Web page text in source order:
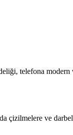
telefona
ve